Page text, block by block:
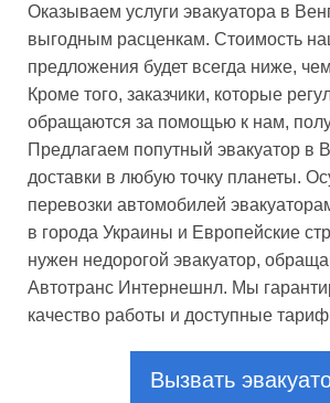
Оказываем услуги эвакуатора в
выгодным расценкам. Стоимость
предложения будет всегда ниже,
Кроме того, заказчики, которые
обращаются за помощью к нам,
Предлагаем попутный эвакуатор в
доставки в любую точку планеты.
перевозки автомобилей
в города Украины и Европейские
нужен недорогой эвакуатор,
Автотранс Интернешнл. Мы
качество работы и доступные
Вызвать